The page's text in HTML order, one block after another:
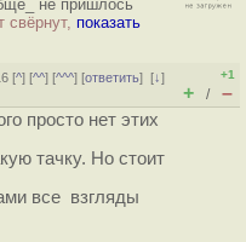
не пришлось
свёрнут, показать
[^] [^^] [^^^] [ответить][↓]
+1
+ / –
просто нет этих
тачку. Но стоит
все взгляды